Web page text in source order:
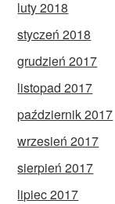
luty 2018
styczeń 2018
grudzień 2017
listopad 2017
październik 2017
wrzesień 2017
sierpień 2017
lipiec 2017